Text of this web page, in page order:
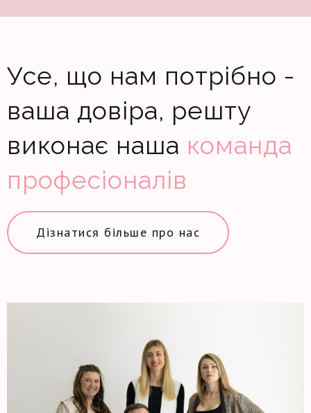
Усе, що нам потрібно -
ваша довіра, решту
виконає наша команда
професіоналів
Дізнатися більше про нас